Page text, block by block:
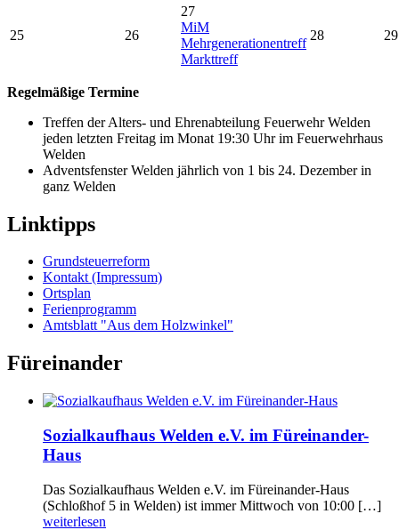
25 26
27
MiM
Mehrgenerationentreff
Markttreff
28 29
Regelmäßige Termine
Treffen der Alters- und Ehrenabteilung Feuerwehr Welden
jeden letzten Freitag im Monat 19:30 Uhr im Feuerwehrhaus
Welden
Adventsfenster Welden jährlich von 1 bis 24. Dezember in
ganz Welden
Linktipps
Grundsteuerreform
Kontakt (Impressum)
Ortsplan
Ferienprogramm
Amtsblatt "Aus dem Holzwinkel"
Füreinander
Sozialkaufhaus Welden e.V. im Füreinander-
Haus
Das Sozialkaufhaus Welden e.V. im Füreinander-Haus
(Schloßhof 5 in Welden) ist immer Mittwoch von 10:00 […]
weiterlesen